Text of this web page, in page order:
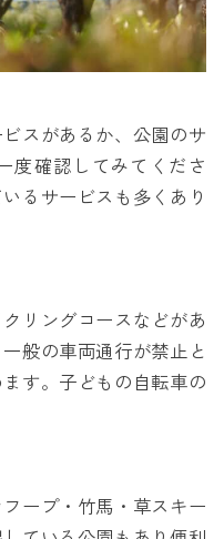
スがあるか、公園のサ
度確認してみてくださ
るサービスも多くあり
リングコースなどがあ
般の車両通行が禁止と
す。子どもの自転車の
ープ・竹馬・草スキー